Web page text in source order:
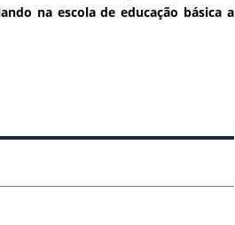
na escola de educação básica a